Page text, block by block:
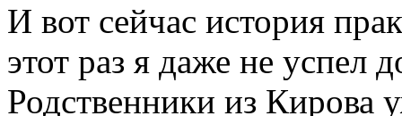
И вот сейчас история
этот раз я даже не успел
Родственники из Кирова